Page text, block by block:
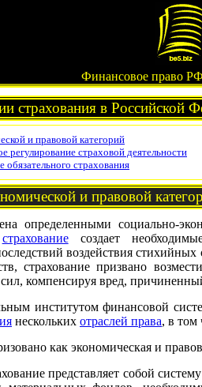
Финансовое право
страхования в Российской
и правовой категорий
регулирование страховой деятельности
страхования
и правовой
определенными социально-
страхованиесоздает
воздействия
страхование призвано
компенсируя вред,
институтом финансовой
нескольких отраслей права, в
как экономическая и
представляет собой